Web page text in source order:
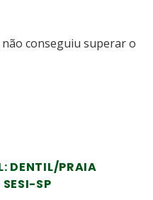
não conseguiu superar o
DENTIL/PRAIA
SESI-SP